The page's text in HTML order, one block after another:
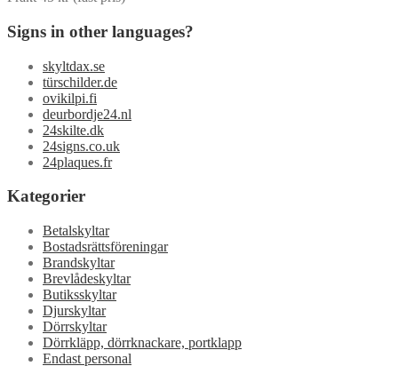
Signs in other languages?
skyltdax.se
türschilder.de
ovikilpi.fi
deurbordje24.nl
24skilte.dk
24signs.co.uk
24plaques.fr
Kategorier
Betalskyltar
Bostadsrättsföreningar
Brandskyltar
Brevlådeskyltar
Butiksskyltar
Djurskyltar
Dörrskyltar
Dörrkläpp, dörrknackare, portklapp
Endast personal